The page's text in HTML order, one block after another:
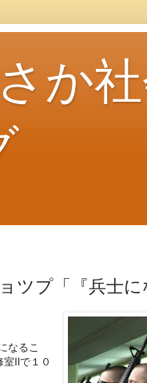
か
プ「『兵士に
なるこ
Ⅱで１０